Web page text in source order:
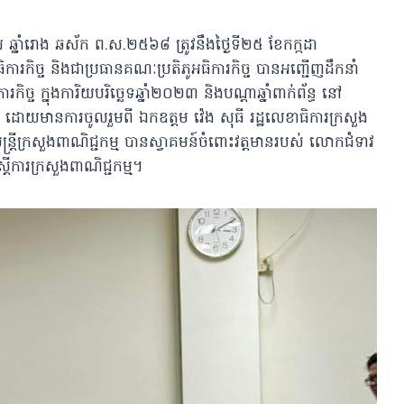
នាំរោង ឆស័ក ព.ស.២៥៦៨ ត្រូវនឹងថ្ងៃទី២៥ ខែកក្កដា
រកិច្ច និងជាប្រធានគណៈប្រតិភូអធិការកិច្ច បានអញ្ជើញដឹកនាំ
រកិច្ច ក្នុងការិយបរិច្ឆេទឆ្នាំ២០២៣ និងបណ្ដាឆ្នាំពាក់ព័ន្ធ នៅ
ដោយមានការចូលរួមពី ឯកឧត្តម វ៉េង សុធី រដ្ឋលេខាធិការក្រសួង
ក្រសួងពាណិជ្ជកម្ម បានស្វាគមន៍ចំពោះវត្តមានរបស់ លោកជំទាវ
ការក្រសួងពាណិជ្ជកម្ម។